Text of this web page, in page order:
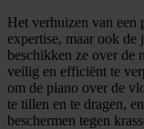
Het verhuizen van een
expertise, maar ook
beschikken ze over de
veilig en efficiënt te
om de piano over de
te tillen en te dragen,
beschermen tegen